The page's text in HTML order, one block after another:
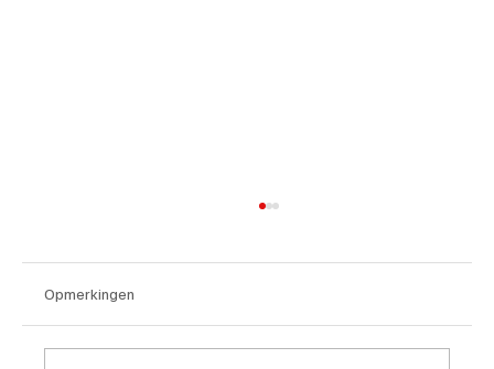
Opmerkingen